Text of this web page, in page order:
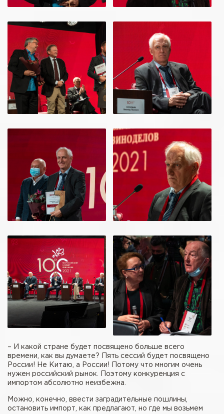
– И какой стране будет посвящено больше всего
времени, как вы думаете? Пять сессий будет посвящено
России! Не Китаю, а России! Потому что многим очень
нужен российский рынок. Поэтому конкуренция с
импортом абсолютно неизбежна.
Можно, конечно, ввести заградительные пошлины,
остановить импорт, как предлагают, но где мы возьмем